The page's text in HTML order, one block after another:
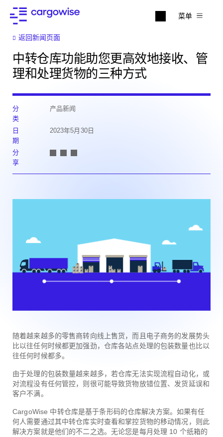
菜单
返回新闻页面
中转仓库功能助您更高效地接收、管
理和处理货物的三种方式
分
类
产品新闻
日
期
2023年5月30日
分
享
随着越来越多的零售商转向线上售货，而且电子商务的发展势头
比以往任何时候都更加强劲，仓库各站点处理的包装数量也比以
往任何时候都多。
由于处理的包装数量越来越多，若仓库无法实现流程自动化，或
对流程没有任何管控，则很可能导致货物放错位置、发货延误和
客户不满。
CargoWise 中转仓库是基于条形码的仓库解决方案。如果有任
何人需要通过其中转仓库实时查看和掌控货物的移动情况，则此
解决方案就是他们的不二之选。无论您是每月处理 10 个纸箱的